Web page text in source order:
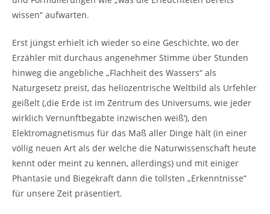
wissen“ aufwarten.
Erst jüngst erhielt ich wieder so eine Geschichte, wo der
Erzähler mit durchaus angenehmer Stimme über Stunden
hinweg die angebliche „Flachheit des Wassers“ als
Naturgesetz preist, das heliozentrische Weltbild als Urfehler
geißelt (‚die Erde ist im Zentrum des Universums, wie jeder
wirklich Vernunftbegabte inzwischen weiß‘), den
Elektromagnetismus für das Maß aller Dinge hält (in einer
völlig neuen Art als der welche die Naturwissenschaft heute
kennt oder meint zu kennen, allerdings) und mit einiger
Phantasie und Biegekraft dann die tollsten „Erkenntnisse“
für unsere Zeit präsentiert.